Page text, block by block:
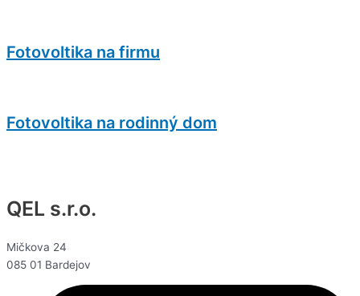
Fotovoltika na firmu
Fotovoltika na rodinný dom
QEL s.r.o.
Mičkova 24
085 01 Bardejov